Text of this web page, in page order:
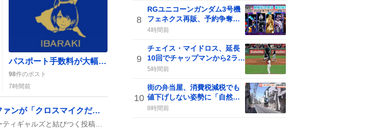
パスポート手数料が大幅値下げ、旅行費高騰でユーザーの間に「意味ない」感がある
98件のポスト
7時間前
クロスマイクが神速一魂やたくりなと共演、ファンが「クロスマイクだ！」と熱狂
8
RGユニコーンガンダム3号機
フェネクス再販、予約争奪戦
で「感無量」や「13000円で
4時間前
9
チェイス・マイドロス、延長
10回でチャップマンから2ラン
HR！白ソックス勝利に貢献、
5時間前
10
街の弁当屋、消費税減税でも
値下げしない姿勢に「自然
だ」などの声が広がる
8時間前